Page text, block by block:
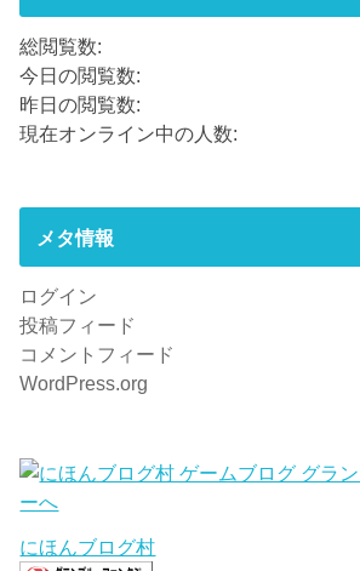
総閲覧数:
今日の閲覧数:
昨日の閲覧数:
現在オンライン中の人数:
メタ情報
ログイン
投稿フィード
コメントフィード
WordPress.org
にほんブログ村